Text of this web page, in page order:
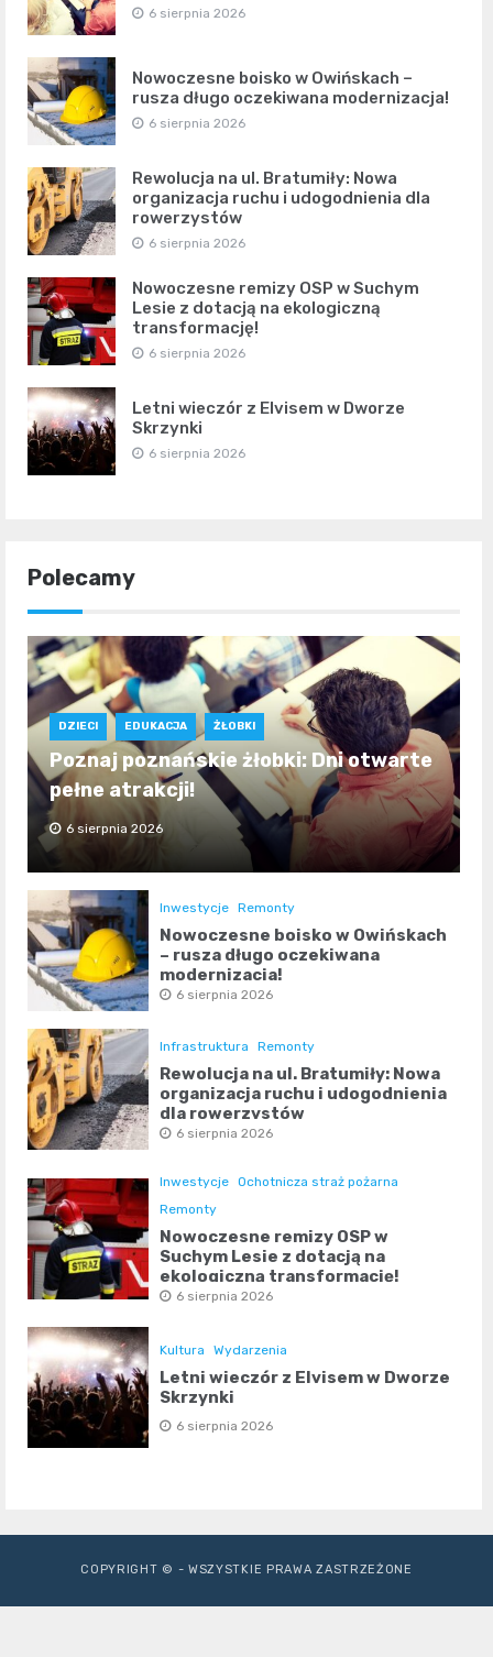
6 sierpnia 2026
Nowoczesne boisko w Owińskach –
rusza długo oczekiwana modernizacja!
6 sierpnia 2026
Rewolucja na ul. Bratumiły: Nowa
organizacja ruchu i udogodnienia dla
rowerzystów
6 sierpnia 2026
Nowoczesne remizy OSP w Suchym
Lesie z dotacją na ekologiczną
transformację!
6 sierpnia 2026
Letni wieczór z Elvisem w Dworze
Skrzynki
6 sierpnia 2026
Polecamy
DZIECI EDUKACJA ŻŁOBKI
Poznaj poznańskie żłobki: Dni otwarte
pełne atrakcji!
6 sierpnia 2026
Inwestycje Remonty
Nowoczesne boisko w Owińskach
– rusza długo oczekiwana
modernizacja!
6 sierpnia 2026
Infrastruktura Remonty
Rewolucja na ul. Bratumiły: Nowa
organizacja ruchu i udogodnienia
dla rowerzystów
6 sierpnia 2026
Inwestycje Ochotnicza straż pożarna
Remonty
Nowoczesne remizy OSP w
Suchym Lesie z dotacją na
ekologiczną transformację!
6 sierpnia 2026
Kultura Wydarzenia
Letni wieczór z Elvisem w Dworze
Skrzynki
6 sierpnia 2026
COPYRIGHT © - WSZYSTKIE PRAWA ZASTRZEŻONE